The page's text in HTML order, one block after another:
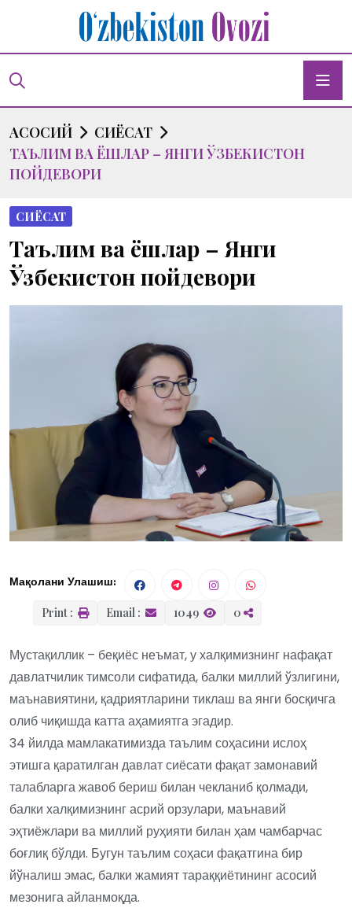
АСОСИЙ
СИЁСАТ
ТАЪЛИМ ВА ЁШЛАР – ЯНГИ ЎЗБЕКИСТОН
ПОЙДЕВОРИ
СИЁСАТ
Таълим ва ёшлар – Янги
Ўзбекистон пойдевори
Мақолани Улашиш:
Print : Email : 1049 0
Мустақиллик – беқиёс неъмат, у халқимизнинг нафақат
давлатчилик тимсоли сифатида, балки миллий ўзлигини,
маънавиятини, қадриятларини тиклаш ва янги босқичга
олиб чиқишда катта аҳамиятга эгадир.
34 йилда мамлакатимизда таълим соҳасини ислоҳ
этишга қаратилган давлат сиёсати фақат замонавий
талабларга жавоб бериш билан чекланиб қолмади,
балки халқимизнинг асрий орзулари, маънавий
эҳтиёжлари ва миллий руҳияти билан ҳам чамбарчас
боғлиқ бўлди. Бугун таълим соҳаси фақатгина бир
йўналиш эмас, балки жамият тараққиётининг асосий
мезонига айланмоқда.